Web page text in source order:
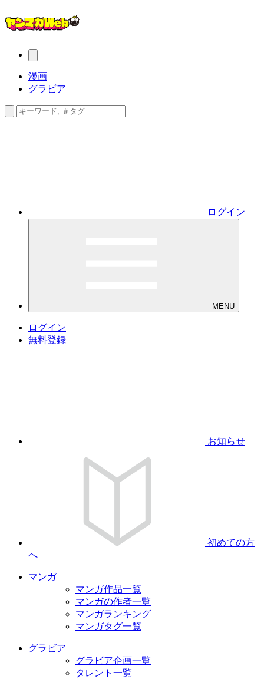
漫画
グラビア
ログイン
MENU
ログイン
無料登録
お知らせ
初めての方
へ
マンガ
マンガ作品一覧
マンガの作者一覧
マンガランキング
マンガタグ一覧
グラビア
グラビア企画一覧
タレント一覧